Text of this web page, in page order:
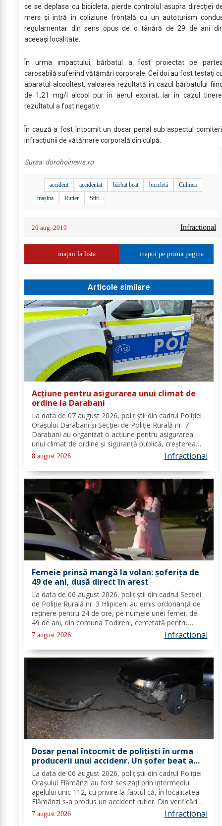
ce se deplasa cu bicicleta, pierde controlul asupra direcţiei
mers şi intră în coliziune frontală cu un autoturism
regulamentar din sens opus de o tânără de 29 de ani
aceeaşi localitate.
În urma impactului, bărbatul a fost proiectat pe
carosabilă suferind vătămări corporale. Cei doi au fost testaţi
aparatul alcooltest, valoarea rezultată în cazul bărbatului
de 1,21 mg/l alcool pur în aerul expirat, iar în cazul
rezultatul a fost negativ.
În cauză a fost întocmit un dosar penal sub aspectul
infracţiunii de vătămare corporală din culpă.
Sursa:dorohoinews.ro
accident accidentat bărbat beat bicicletă
Culmea
mașina
Rutier Stiri
20 aug. 2019 Infractional
inapoi la lista inapoi pe prima pagina
Articole similare
Acțiune pentru asigurarea unui climat de
ordine la Darabani
La data de 07 august 2026, polițiștii din cadrul Poliției
Orașului Darabani și Secției de Poliție Rurală nr. 7
Darabani au organizat o acțiune pentru asigurarea
unui climat de ordine și siguranță publică, creșterea
gradului de siguranță rutieră și combaterea faptelor
antisociale, în localitatea...
8 august 2026 Infractional
Femeie prinsă mangă la volan: șoferița de
49 de ani, dusă direct în arest
La data de 06 august 2026, polițiștii din cadrul Secției
de Poliție Rurală nr. 3 Hlipiceni au emis ordonanță de
reținere pentru 24 de ore, pe numele unei femei, de
49 de ani, din comuna Todireni, cercetată pentru
comiterea infracțiunii de conducerea unui vehicul sub
influența alcoolului. În urma...
7 august 2026 Infractional
Dosar penal întocmit de polițiști în urma
producerii unui accidenr. Un șofer beat a
lovit un cap de pod
La data de 06 august 2026, polițiștii din cadrul Poliției
Orașului Flămânzi au fost sesizați prin intermediul
apelului unic 112, cu privire la faptul că, în localitatea
Flămânzi s-a produs un accident rutier. Din verificări a
reieșit faptul că, în timp ce se deplasa pe strada
Tulburea din orașul...
7 august 2026 Infractional